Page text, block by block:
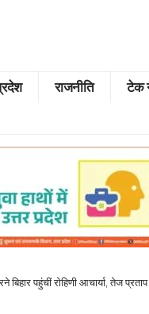
राजनीति टेक
पहुंचीं रोहिणी आचार्या, तेज प्रताप